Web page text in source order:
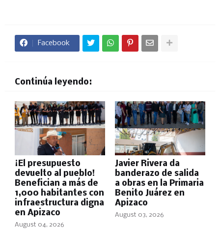
Facebook
Continúa leyendo:
¡El presupuesto
devuelto al pueblo!
Benefician a más de
1,000 habitantes con
infraestructura digna
en Apizaco
August 04, 2026
Javier Rivera da
banderazo de salida
a obras en la Primaria
Benito Juárez en
Apizaco
August 03, 2026